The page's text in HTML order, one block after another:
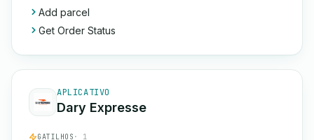
Add parcel
Get Order Status
APLICATIVO
Dary Expresse
GATILHOS · 1